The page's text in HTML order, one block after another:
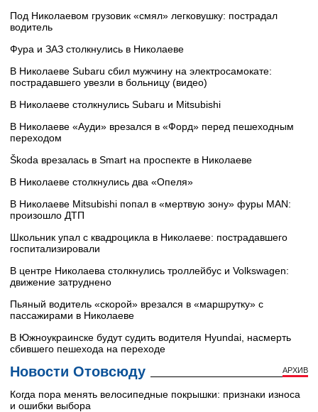
Под Николаевом грузовик «смял» легковушку: пострадал
водитель
Фура и ЗАЗ столкнулись в Николаеве
В Николаеве Subaru сбил мужчину на электросамокате:
пострадавшего увезли в больницу (видео)
В Николаеве столкнулись Subaru и Mitsubishi
В Николаеве «Ауди» врезался в «Форд» перед пешеходным
переходом
Škoda врезалась в Smart на проспекте в Николаеве
В Николаеве столкнулись два «Опеля»
В Николаеве Mitsubishi попал в «мертвую зону» фуры MAN:
произошло ДТП
Школьник упал с квадроцикла в Николаеве: пострадавшего
госпитализировали
В центре Николаева столкнулись троллейбус и Volkswagen:
движение затруднено
Пьяный водитель «скорой» врезался в «маршрутку» с
пассажирами в Николаеве
В Южноукраинске будут судить водителя Hyundai, насмерть
сбившего пешехода на переходе
Новости Отовсюду АРХИВ
Когда пора менять велосипедные покрышки: признаки износа
и ошибки выбора